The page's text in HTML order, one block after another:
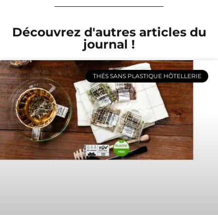
Découvrez d'autres articles du
journal !
THÉS SANS PLASTIQUE HÔTELLERIE